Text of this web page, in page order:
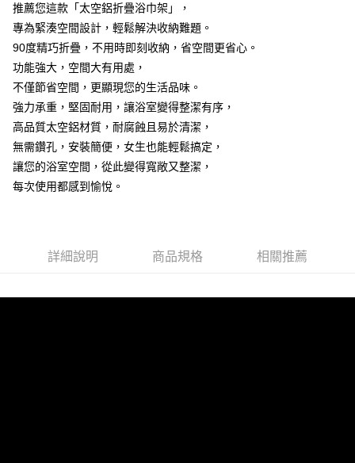
２．訂單成立數日內，您將收到繳費通知簡訊。
３．收到繳費通知簡訊後14天內，點擊此簡訊中的連結，可透過四大超商／
ATM／網路銀行／等多元方式進行付款，方視為交易完成。
※ 請注意：結帳手續完成當下不需立刻繳費，但若您需要取消訂單，請聯絡
購買商品的店家。未經商家同意取消之訂單仍視為有效，需透過AFTEE先享
後付繳納相關費用。
是否繳費成功／繳費後需取消欲退款等相關疑問，請聯繫「AFTEE先享後付
客戶支援中心」https://netprotections.freshdesk.com/support/home
【注意事項】
１．透過由恩沛科技股份有限公司提供之「AFTEE先享後付」服務完成之交
易，需依本服務之必要範圍內提供個人資料，並將交易相關給付款項請求債
「AFTEE先享後付」，若未經同意申辦者引起之損失，本公司不負相關責
時審查核予不同之上限額度；若仍有額度不足之情形，本公司將視審查結果
推薦您這款「太空鋁折疊浴巾架」，
專為緊湊空間設計，輕鬆解決收納難題。
90度精巧折疊，不用時即刻收納，省空間更省心。
功能強大，空間大有用處，
不僅節省空間，更顯現您的生活品味。
強力承重，堅固耐用，讓浴室變得整潔有序，
高品質太空鋁材質，耐腐蝕且易於清潔，
無需鑽孔，安裝簡便，女生也能輕鬆搞定，
讓您的浴室空間，從此變得寬敞又整潔，
每次使用都感到愉悅。
詳細說明 商品規格 相關推薦